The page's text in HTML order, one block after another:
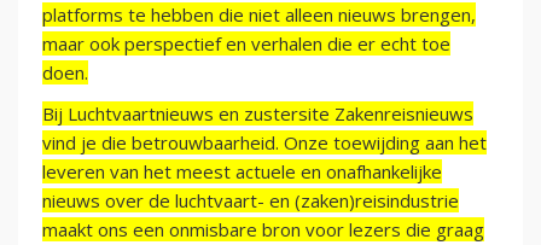
platforms te hebben die niet alleen nieuws brengen,
maar ook perspectief en verhalen die er echt toe
doen.
Bij Luchtvaartnieuws en zustersite Zakenreisnieuws
vind je die betrouwbaarheid. Onze toewijding aan het
leveren van het meest actuele en onafhankelijke
nieuws over de luchtvaart- en (zaken)reisindustrie
maakt ons een onmisbare bron voor lezers die graag